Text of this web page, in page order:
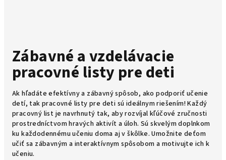
Zábavné a vzdelávacie
pracovné listy pre deti
Ak hľadáte efektívny a zábavný spôsob, ako podporiť učenie
detí, tak pracovné listy pre deti sú ideálnym riešením! Každý
pracovný list je navrhnutý tak, aby rozvíjal kľúčové zručnosti
prostredníctvom hravých aktivít a úloh. Sú skvelým doplnkom
ku každodennému učeniu doma aj v škôlke. Umožnite deťom
učiť sa zábavným a interaktívnym spôsobom a motivujte ich k
učeniu.